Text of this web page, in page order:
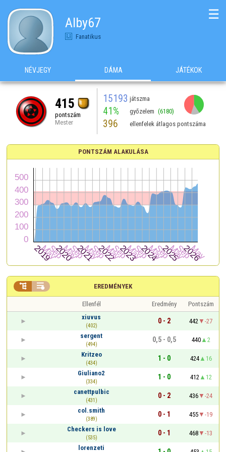
Alby67
Fanatikus
☰
NÉVJEGY DÁMA JÁTÉKOK
415
pontszám
Mester
15193 játszma
41% győzelem (6180)
396 ellenfelek átlagos pontszáma
PONTSZÁM ALAKULÁSA
EREDMÉNYEK
 
Ellenfél Eredmény
Pontszám
xiuvus
(402)
0 - 2 442
-27
sergent
(494)
0,5 - 0,5 440
2
Kritzeo
(434)
1 - 0 424
16
Giuliano2
(334)
1 - 0 412
12
canettpulbic
(431)
0 - 2 436
-24
col.smith
(389)
0 - 1 455
-19
Checkers is love
(535)
0 - 1 468
-13
lorenzeti